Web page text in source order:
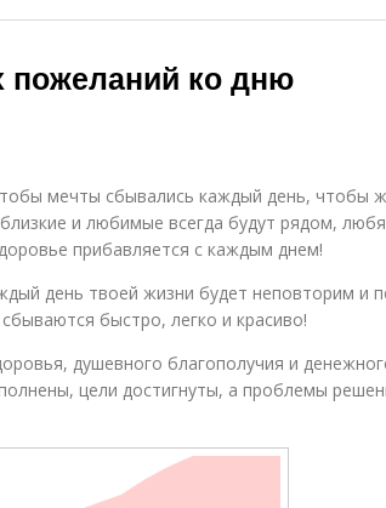
пожеланий ко дню
мечты сбывались каждый день, чтобы
и любимые всегда будут рядом,
прибавляется с каждым днем!
день твоей жизни будет неповторим и
быстро, легко и красиво!
душевного благополучия и
цели достигнуты, а проблемы